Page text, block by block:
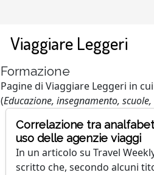
Viaggiare Leggeri
Formazione
Pagine di Viaggiare Leggeri in
(Educazione, insegnamento,
Correlazione tra
uso delle agenzie viaggi
In un articolo su Travel
scritto che, secondo alcuni